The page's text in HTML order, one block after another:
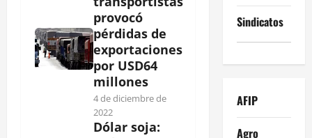
provocó
pérdidas de
exportaciones
por USD64
millones
4 de diciembre de
2022
Dólar soja:
Sindicatos
AFIP
Agro